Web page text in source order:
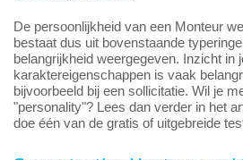
De persoonlijkheid van een Monteur
bestaat dus uit bovenstaande
belangrijkheid weergegeven. Inzicht in
karaktereigenschappen is vaak
bijvoorbeeld bij een sollicitatie. Wil je
"personality"? Lees dan verder in het
doe één van de gratis of uitgebreide